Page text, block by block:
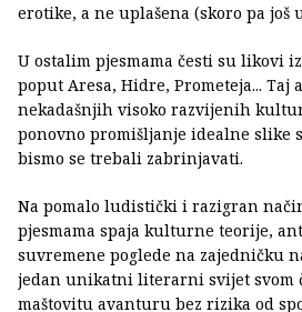
erotike, a ne uplašena (skoro pa još
U ostalim pjesmama česti su likovi
poput Aresa, Hidre, Prometeja... Taj
nekadašnjih visoko razvijenih
ponovno promišljanje idealne slike
bismo se trebali zabrinjavati.
Na pomalo ludistički i razigran
pjesmama spaja kulturne teorije,
suvremene poglede na zajedničku
jedan unikatni literarni svijet svom
maštovitu avanturu bez rizika od